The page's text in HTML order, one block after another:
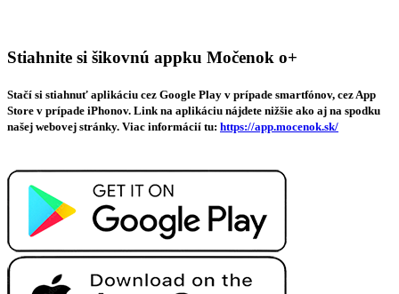
Stiahnite si šikovnú appku Močenok o+
Stačí si stiahnuť aplikáciu cez Google Play v prípade smartfónov, cez App
Store v prípade iPhonov. Link na aplikáciu nájdete nižšie ako aj na spodku
našej webovej stránky. Viac informácií tu: https://app.mocenok.sk/